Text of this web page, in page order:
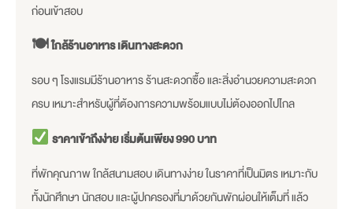
ก่อนเข้าสอบ
🍽ใกล้ร้านอาหาร เดินทางสะดวก
รอบ ๆ โรงแรมมีร้านอาหาร ร้านสะดวกซื้อ และสิ่งอำนวยความสะดวก
ครบ เหมาะสำหรับผู้ที่ต้องการความพร้อมแบบไม่ต้องออกไปไกล
ราคาเข้าถึงง่าย เริ่มต้นเพียง 990 บาท
ที่พักคุณภาพ ใกล้สนามสอบ เดินทางง่าย ในราคาที่เป็นมิตร เหมาะกับ
ทั้งนักศึกษา นักสอบ และผู้ปกครองที่มาด้วยกันพักผ่อนให้เต็มที่ แล้ว